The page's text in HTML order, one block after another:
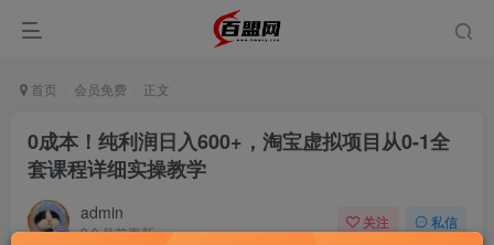
首页 会员免费 正文
0成本！纯利润日入600+，淘宝虚拟项目从0-1全
套课程详细实操教学
admin
9个月前更新
关注 私信